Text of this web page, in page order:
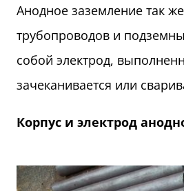
Анодное заземление так
трубопроводов и
собой электрод,
зачеканивается или
Корпус и электрод